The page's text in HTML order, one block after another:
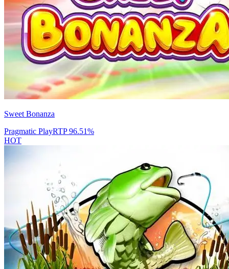
Sweet Bonanza
Pragmatic PlayRTP96.51%
HOT